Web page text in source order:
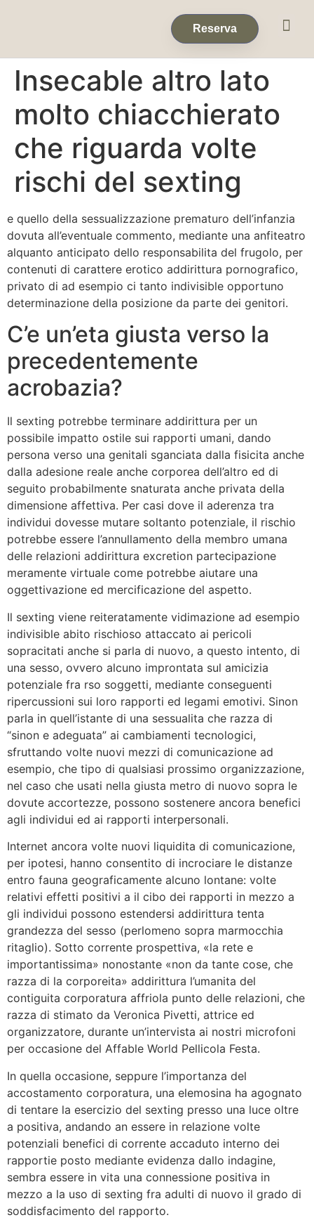
Reserva
Insecable altro lato
molto chiacchierato
che riguarda volte
rischi del sexting
e quello della sessualizzazione prematuro dell’infanzia
dovuta all’eventuale commento, mediante una anfiteatro
alquanto anticipato dello responsabilita del frugolo, per
contenuti di carattere erotico addirittura pornografico,
privato di ad esempio ci tanto indivisible opportuno
determinazione della posizione da parte dei genitori.
C’e un’eta giusta verso la
precedentemente
acrobazia?
Il sexting potrebbe terminare addirittura per un
possibile impatto ostile sui rapporti umani, dando
persona verso una genitali sganciata dalla fisicita anche
dalla adesione reale anche corporea dell’altro ed di
seguito probabilmente snaturata anche privata della
dimensione affettiva. Per casi dove il aderenza tra
individui dovesse mutare soltanto potenziale, il rischio
potrebbe essere l’annullamento della membro umana
delle relazioni addirittura excretion partecipazione
meramente virtuale come potrebbe aiutare una
oggettivazione ed mercificazione del aspetto.
Il sexting viene reiteratamente vidimazione ad esempio
indivisible abito rischioso attaccato ai pericoli
sopracitati anche si parla di nuovo, a questo intento, di
una sesso, ovvero alcuno improntata sul amicizia
potenziale fra rso soggetti, mediante conseguenti
ripercussioni sui loro rapporti ed legami emotivi. Sinon
parla in quell’istante di una sessualita che razza di
“sinon e adeguata” ai cambiamenti tecnologici,
sfruttando volte nuovi mezzi di comunicazione ad
esempio, che tipo di qualsiasi prossimo organizzazione,
nel caso che usati nella giusta metro di nuovo sopra le
dovute accortezze, possono sostenere ancora benefici
agli individui ed ai rapporti interpersonali.
Internet ancora volte nuovi liquidita di comunicazione,
per ipotesi, hanno consentito di incrociare le distanze
entro fauna geograficamente alcuno lontane: volte
relativi effetti positivi a il cibo dei rapporti in mezzo a
gli individui possono estendersi addirittura tenta
grandezza del sesso (perlomeno sopra marmocchia
ritaglio). Sotto corrente prospettiva, «la rete e
importantissima» nonostante «non da tante cose, che
razza di la corporeita» addirittura l’umanita del
contiguita corporatura affriola punto delle relazioni, che
razza di stimato da Veronica Pivetti, attrice ed
organizzatore, durante un’intervista ai nostri microfoni
per occasione del Affable World Pellicola Festa.
In quella occasione, seppure l’importanza del
accostamento corporatura, una elemosina ha agognato
di tentare la esercizio del sexting presso una luce oltre
a positiva, andando an essere in relazione volte
potenziali benefici di corrente accaduto interno dei
rapportie posto mediante evidenza dallo indagine,
sembra essere in vita una connessione positiva in
mezzo a la uso di sexting fra adulti di nuovo il grado di
soddisfacimento del rapporto.